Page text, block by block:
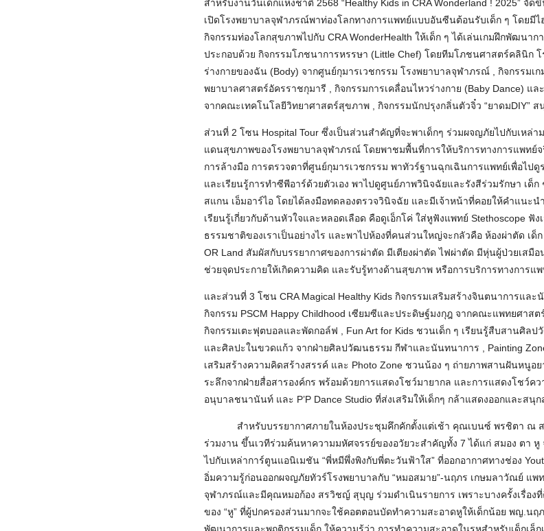
สำหรับงานวันเด็กแห่งชาติ 2568 “Healthy Kids in CRA Wonderland ! 2025”
เปิดโรงพยาบาลจุฬาภรณ์พาท่องโลกทางการแพทย์แบบอันซีนต้อนรับเด็ก ๆ โดยมี
กิจกรรมท่องโลกสุขภาพไปกับ CRA WonderHealth ให้เด็ก ๆ ได้เล่นเกมฝึกพัฒนา
ประกอบด้วย กิจกรรมโภชนาการหรรษา (Little Chef) โดยทีมโภชนศาสตร์คลินิก
ร่างกายของฉัน (Body) จากศูนย์กุมารเวชกรรม โรงพยาบาลจุฬาภรณ์ , กิจกรรมเ
พยาบาลศาสตร์อัครราชกุมารี , กิจกรรมการเคลื่อนไหวร่างกาย (Baby Dance) แ
จากคณะเทคโนโลยีวิทยาศาสตร์สุขภาพ , กิจกรรมนักปรุงกลิ่นตัวจิ๋ว “ยาดมDIY”
ส่วนที่ 2 โซน Hospital Tour ซึ่งเป็นส่วนสำคัญที่จะพาเด็กๆ ร่วมผจญภัยไปกับเหล่
แดนสุขภาพของโรงพยาบาลจุฬาภรณ์ โดยพาชมพื้นที่การให้บริการทางการแพทย์จ
การล้างมือ การตรวจตาที่ศูนย์กุมารเวชกรรม พาทัวร์ฐานฉุกเฉินการแพทย์เพื่อไ
และเรียนรู้การทำซีพีอาร์ด้วยตัวเอง พาไปดูศูนย์ภาพวินิจฉัยและรังสีร่วมรักษา เด็ก
สแกน เอ็มอาร์ไอ โดยได้ลงมือทดลองตรวจวินิจฉัย และมีเจ้าหน้าที่คอยให้คำแนะ
เรียนรู้เกี่ยวกับด้านหัวใจและหลอดเลือด คือดูเอ็กโค่ ใส่หูฟังแพทย์ Stethoscope ฟัง
ธรรมชาติของเราเป็นอย่างไร และพาไปห้องที่คนส่วนใหญ่จะกลัวคือ ห้องผ่าตัด เ
OR Land สัมผัสกับบรรยากาศของการผ่าตัด มีเตียงผ่าตัด ไฟผ่าตัด มีหุ่นผู้ป่วยเสมื
ช่วยจุดประกายให้เกิดความคิด และรับรู้ทางด้านสุขภาพ หรือการบริการทางการแพ
และส่วนที่ 3 โซน CRA Magical Healthy Kids กิจกรรมเสริมสร้างจินตนาการแล
กิจกรรม PSCM Happy Childhood เซียมซีและประดิษฐ์มงกุฎ จากคณะแพทยศาส
กิจกรรมเตะฟุตบอลและพัดกอล์ฟ , Fun Art for Kids ชวนเด็ก ๆ เรียนรู้สืบสานศิล
และศิลปะในขวดแก้ว จากฝ่ายศิลปวัฒนธรรม กีฬาและนันทนาการ , Painting
เสริมสร้างความคิดสร้างสรรค์ และ Photo Zone ชวนน้อง ๆ ถ่ายภาพสานฝันหนูอ
ระลึกจากฝ่ายสื่อสารองค์กร พร้อมด้วยการแสดงโชว์มายากล และการแสดงโชว์คว
อนุบาลชนานันท์ และ P’P Dance Studio ที่ส่งเสริมให้เด็กๆ กล้าแสดงออกและส
สำหรับบรรยากาศภายในห้องประชุมคึกคักตั้งแต่เช้า คุณเบนซ์ พรชิตา ณ สง
ร่วมงาน ขึ้นเวทีร่วมค้นหาความมหัศจรรย์ของอวัยวะสำคัญทั้ง 7 ได้แก่ สมอง ตา หู
ไปกับเหล่าการ์ตูนแอนิเมชัน “พี่หมีพึ่งพิงกับพี่ตะวันฟ้าใส” ที่ออกอากาศทางช่อง
อิ่มความรู้ก่อนออกผจญภัยทัวร์โรงพยาบาลกับ “หมอสมาย”-นฤภร เกษมลาวัณย์ แพ
จุฬาภรณ์และมีคุณหมอก้อง สรวิชญ์ สุบุญ ร่วมดำเนินรายการ เพราะบางครั้งเรื่องที่
ของ “หู” ที่ผู้ปกครองส่วนมากจะใช้คอตตอนบัดทำความสะอาดหูให้เด็กน้อย พญ.น